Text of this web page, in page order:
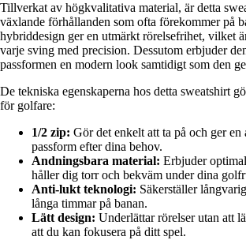
Tillverkat av högkvalitativa material, är detta
växlande förhållanden som ofta förekommer på
hybriddesign ger en utmärkt rörelsefrihet, vilket
varje sving med precision. Dessutom erbjuder
passformen en modern look samtidigt som den
De tekniska egenskaperna hos detta sweatshirt
för golfare:
1/2 zip: Gör det enkelt att ta på och ger en
passform efter dina behov.
Andningsbara material: Erbjuder
håller dig torr och bekväm under dina
Anti-lukt teknologi: Säkerställer
långa timmar på banan.
Lätt design: Underlättar rörelser utan att
att du kan fokusera på ditt spel.